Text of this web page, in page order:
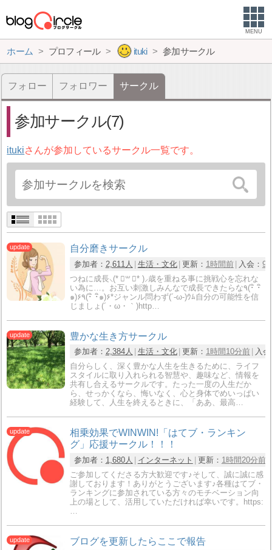
MENU
ホーム プロフィール ituki 参加サークル
フォロー フォロワー サークル
参加サークル(7)
itukiさんが参加しているサークル一覧です。
自分磨きサークル
参加者： 2,611人 生活・文化 更新： 1時間前 入会： 9
つねに成長⸜(* ॑꒳ ॑* )⸝歳を重ねる事に挑戦心を忘れな
い為に…。お互い刺激しみんなで成長できたらな٩(･ิ ･ิ
๑)۶٩(･ิ ･ิ๑)۶*ジャンル問わず(´-ω-)ｳﾑ自分の可能性を信
じましょ(´・ω・｀)http…
豊かな生き方サークル
参加者： 2,384人 生活・文化 更新： 1時間10分前
入
自分らしく、深く豊かな人生を生きるために、ライフ
スタイルに取り入れられる智慧や、趣味など、情報を
共有し合えるサークルです。たった一度の人生だか
ら、せっかくなら、悔いなく、心と身体でめいっぱい
経験して、人生を終えるときに、「ああ、最高…
相乗効果でWINWIN!「はてブ・ランキン
グ」応援サークル！！！
参加者： 1,680人 インターネット 更新： 1時間20分前
ご参加してくださる方大歓迎です♪そして、誠に誠に感
謝しております！ありがとうございます♪各種はてブ・
ランキングに参加されている方々のモチベーション向
上の場として、活用していただければ幸いです。https:
ブログを更新したらここで報告